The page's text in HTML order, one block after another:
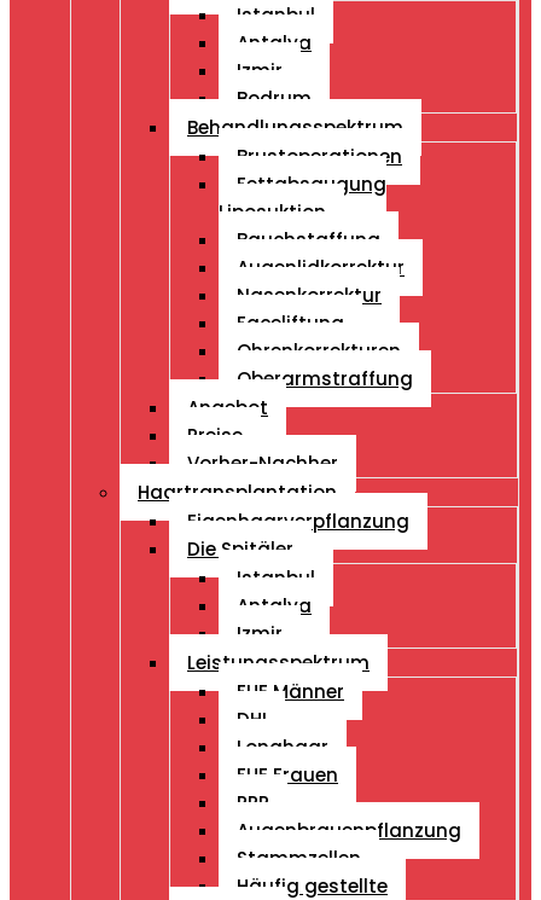
Istanbul
Antalya
Izmir
Bodrum
Behandlungsspektrum
Brustoperationen
Fettabsaugung
Liposuktion
Bauchstaffung
Augenlidkorrektur
Nasenkorrektur
Faceliftung
Ohrenkorrekturen
Oberarmstraffung
Angebot
Preise
Vorher-Nachher
Haartransplantation
Eigenhaarverpflanzung
Die Spitäler
Istanbul
Antalya
Izmir
Leistungsspektrum
FUE Männer
DHI
Longhaar
FUE Frauen
PRP
Augenbrauenpflanzung
Stammzellen
Häufig gestellte